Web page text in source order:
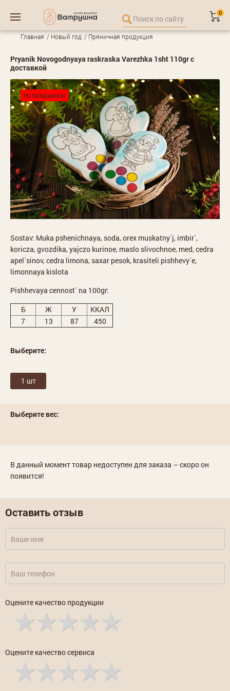
0
Главная Новый год Пряничная продукция
Pryanik Novogodnyaya raskraska Varezhka 1sht 110gr с
доставкой
по предзаказу
Sostav: Muka pshenichnaya, soda, orex muskatny`j, imbir`,
koricza, gvozdika, yajczo kurinoe, maslo slivochnoe, med, cedra
apel`sinov, cedra limona, saxar pesok, krasiteli pishhevy`e,
limonnaya kislota
Pishhevaya cennost` na 100gr:
Б
Ж У
ККАЛ
7
13 87 450
Выберите:
1 шт
Выберите вес:
В данный момент товар недоступен для заказа – скоро он
появится!
Оставить отзыв
Оцените качество продукции
Оцените качество сервиса